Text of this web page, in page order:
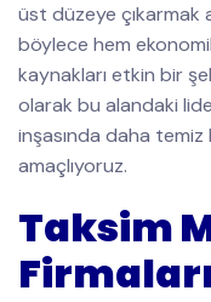
üst düzeye çıkarmak
böylece hem
kaynakları etkin bir
olarak bu alandaki
inşasında daha
amaçlıyoruz.
Taksim